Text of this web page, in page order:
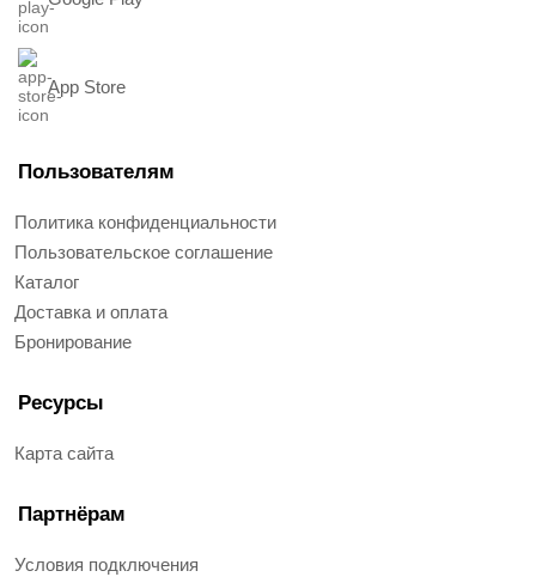
App Store
Пользователям
Политика конфиденциальности
Пользовательское соглашение
Каталог
Доставка и оплата
Бронирование
Ресурсы
Карта сайта
Партнёрам
Условия подключения